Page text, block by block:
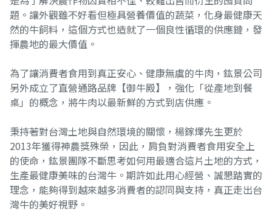
題。讓外觀雖不好看但極具營養價值的蔬菜，化身最健康天
然的牛飼料，這個方式也造就了一個良性循環的供應鏈，發
揮農地的最大價值。
為了讓消費者食用到真正安心、健康無虞的牛肉，鈜景公司
另外成立了直營通路品牌【御牛殿】，強化「從產地到餐
桌」的概念，將牛肉以最新鮮的方式到店供應。
秉持著對台灣土地與自然環境的關懷，楊鎵燡先生更於
2013年獲得神農獎殊榮，因此，肩負對消費者食用安全上
的使命，鈜景團隊不斷思考如何用最適合這片土地的方式，
生產最健康美味的台灣牛。期許如此用心經營、誠懇踏實的
理念，能夠得到越來越多消費者的認同與支持，真正走出台
灣牛的美好視野。